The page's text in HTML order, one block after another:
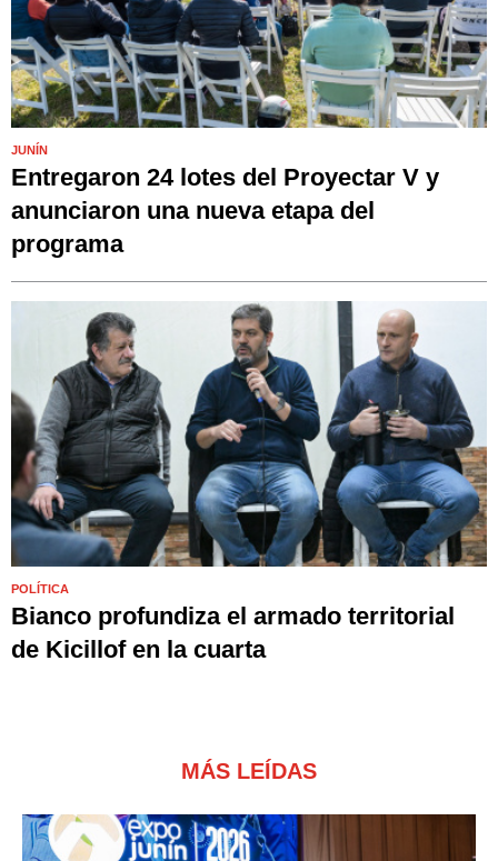
JUNÍN
Entregaron 24 lotes del Proyectar V y
anunciaron una nueva etapa del
programa
POLÍTICA
Bianco profundiza el armado territorial
de Kicillof en la cuarta
MÁS LEÍDAS